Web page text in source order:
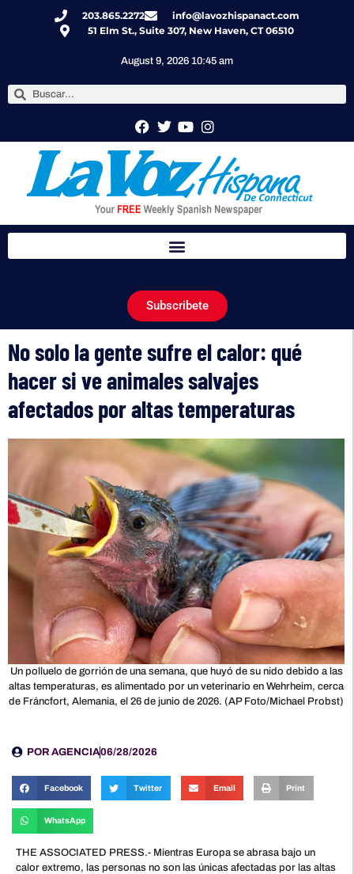
203.865.2272
info@lavozhispanact.com
51 Elm St., Suite 307, New Haven, CT 06510
August 9, 2026 10:45 am
Subscribete
No solo la gente sufre el calor: qué
hacer si ve animales salvajes
afectados por altas temperaturas
Un polluelo de gorrión de una semana, que huyó de su nido debido a las
altas temperaturas, es alimentado por un veterinario en Wehrheim, cerca
de Fráncfort, Alemania, el 26 de junio de 2026. (AP Foto/Michael Probst)
POR AGENCIA06/28/2026
Facebook Twitter Email Print
WhatsApp
THE ASSOCIATED PRESS.- Mientras Europa se abrasa bajo un
calor extremo, las personas no son las únicas afectadas por las altas